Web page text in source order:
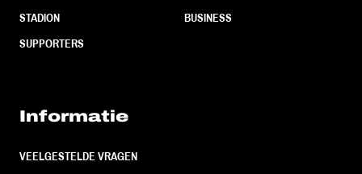
STADION
SUPPORTERS
BUSINESS
Informatie
VEELGESTELDE VRAGEN